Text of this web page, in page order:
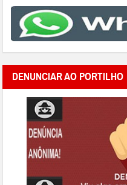
DENUNCIAR AO PORTILHO